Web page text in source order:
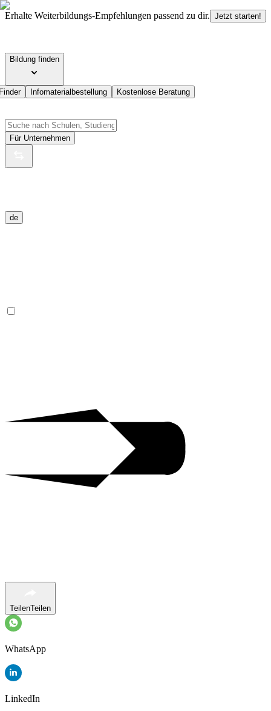
Erhalte Weiterbildungs-Empfehlungen passend zu dir. Jetzt starten!
Bildung finden
Infomaterialbestellung Kostenlose Beratung
Für Unternehmen
de
TeilenTeilen
WhatsApp
LinkedIn